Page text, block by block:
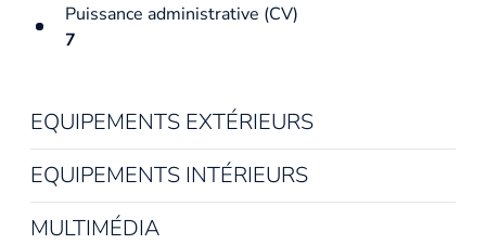
Puissance administrative (CV)
7
EQUIPEMENTS EXTÉRIEURS
EQUIPEMENTS INTÉRIEURS
MULTIMÉDIA